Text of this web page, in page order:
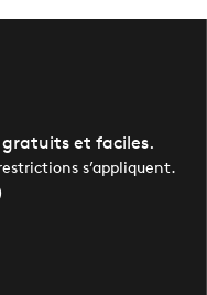
gratuits et faciles.
s’appliquent.